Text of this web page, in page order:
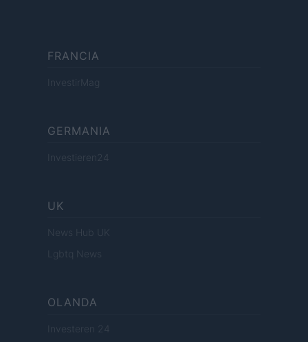
FRANCIA
InvestirMag
GERMANIA
Investieren24
UK
News Hub UK
Lgbtq News
OLANDA
Investeren 24